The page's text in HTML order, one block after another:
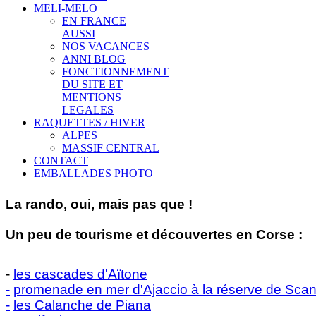
MELI-MELO
EN FRANCE
AUSSI
NOS VACANCES
ANNI BLOG
FONCTIONNEMENT
DU SITE ET
MENTIONS
LEGALES
RAQUETTES / HIVER
ALPES
MASSIF CENTRAL
CONTACT
EMBALLADES PHOTO
La rando, oui, mais pas que !
Un peu de tourisme et découvertes en Corse :
- les cascades d'Aïtone
- promenade en mer d'Ajaccio à la réserve de
- les Calanche de Piana